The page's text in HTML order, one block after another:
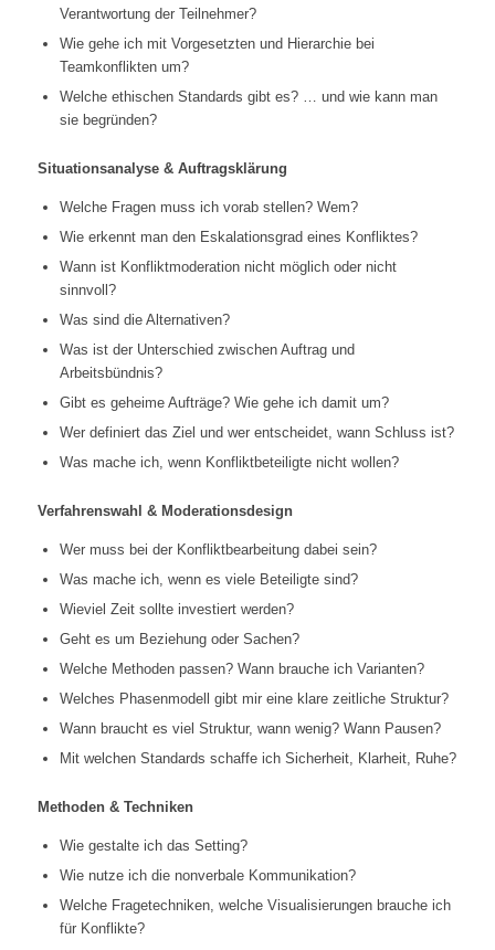
Verantwortung der Teilnehmer?
Wie gehe ich mit Vorgesetzten und Hierarchie bei
Teamkonflikten um?
Welche ethischen Standards gibt es? … und wie kann man
sie begründen?
Situationsanalyse & Auftragsklärung
Welche Fragen muss ich vorab stellen? Wem?
Wie erkennt man den Eskalationsgrad eines Konfliktes?
Wann ist Konfliktmoderation nicht möglich oder nicht
sinnvoll?
Was sind die Alternativen?
Was ist der Unterschied zwischen Auftrag und
Arbeitsbündnis?
Gibt es geheime Aufträge? Wie gehe ich damit um?
Wer definiert das Ziel und wer entscheidet, wann Schluss ist?
Was mache ich, wenn Konfliktbeteiligte nicht wollen?
Verfahrenswahl & Moderationsdesign
Wer muss bei der Konfliktbearbeitung dabei sein?
Was mache ich, wenn es viele Beteiligte sind?
Wieviel Zeit sollte investiert werden?
Geht es um Beziehung oder Sachen?
Welche Methoden passen? Wann brauche ich Varianten?
Welches Phasenmodell gibt mir eine klare zeitliche Struktur?
Wann braucht es viel Struktur, wann wenig? Wann Pausen?
Mit welchen Standards schaffe ich Sicherheit, Klarheit, Ruhe?
Methoden & Techniken
Wie gestalte ich das Setting?
Wie nutze ich die nonverbale Kommunikation?
Welche Fragetechniken, welche Visualisierungen brauche ich
für Konflikte?